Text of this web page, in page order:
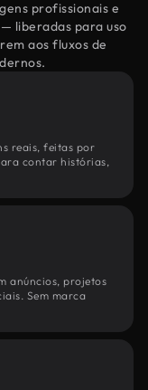
profissionais e
liberadas para uso
aos fluxos de
reais, feitas por
contar histórias,
anúncios, projetos
Sem marca